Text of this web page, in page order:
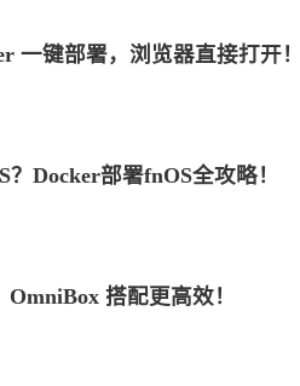
3篇
一键部署，浏览器直接打开！
Docker部署fnOS全攻略！
搭配更高效！